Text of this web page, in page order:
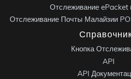
Отслеживание ePacket
Отслеживание Почты Малайзии
Кнопка
API
API